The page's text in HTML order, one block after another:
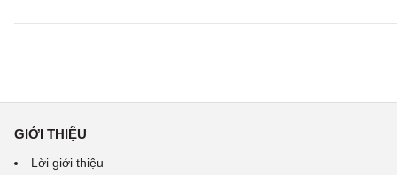
GIỚI THIỆU
Lời giới thiệu